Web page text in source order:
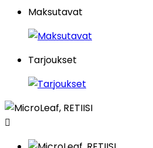
Maksutavat
Tarjoukset
